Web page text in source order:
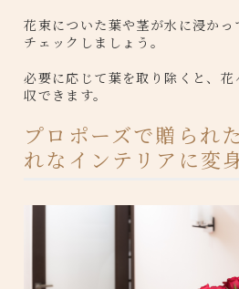
花束についた葉や茎が水に浸か
チェックしましょう。
必要に応じて葉を取り除くと、
収できます。
プロポーズで贈られ
れなインテリアに変